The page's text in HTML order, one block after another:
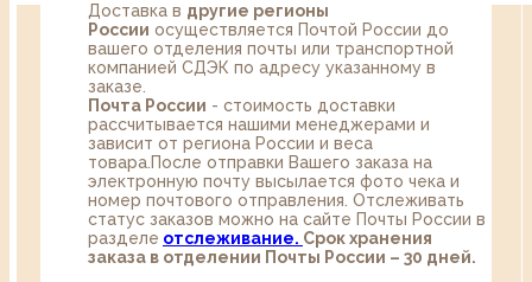
Доставка в другие регионы
России осуществляется Почтой России до
вашего отделения почты или транспортной
компанией СДЭК по адресу указанному в
заказе.
Почта России - стоимость доставки
рассчитывается нашими менеджерами и
зависит от региона России и веса
товара.После отправки Вашего заказа на
электронную почту высылается фото чека и
номер почтового отправления. Отслеживать
статус заказов можно на сайте Почты России в
разделе oтслеживание. Срок хранения
заказа в отделении Почты России – 30 дней.